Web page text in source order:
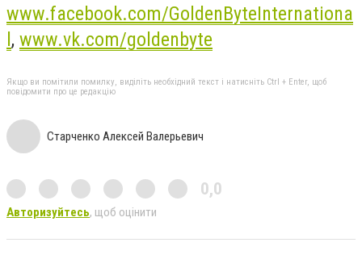
www.facebook.com/GoldenByteInternationa
l, www.vk.com/goldenbyte
Якщо ви помітили помилку, виділіть необхідний текст і натисніть Ctrl + Enter, щоб
повідомити про це редакцію
Старченко Алексей Валерьевич
0,0
Авторизуйтесь, щоб оцінити